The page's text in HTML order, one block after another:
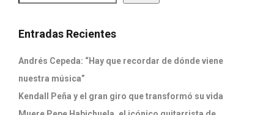
Entradas Recientes
Andrés Cepeda: “Hay que recordar de dónde viene
nuestra música”
Kendall Peña y el gran giro que transformó su vida